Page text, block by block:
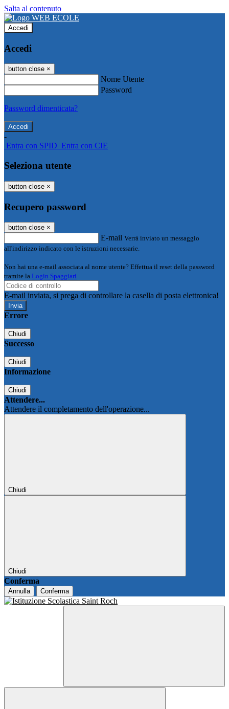
Salta al contenuto
Accedi
Accedi
button close ×
Nome Utente
Password
Password dimenticata?
-
Entra con SPID Entra con CIE
Seleziona utente
button close ×
Recupero password
button close ×
E-mail Verrà inviato un messaggio
all'indirizzo indicato con le istruzioni necessarie.
Non hai una e-mail associata al nome utente? Effettua il reset della password
tramite la Login Spaggiari
E-mail inviata, si prega di controllare la casella di posta elettronica!
Errore
Chiudi
Successo
Chiudi
Informazione
Chiudi
Attendere...
Attendere il completamento dell'operazione...
Chiudi
Chiudi
Conferma
Annulla Conferma